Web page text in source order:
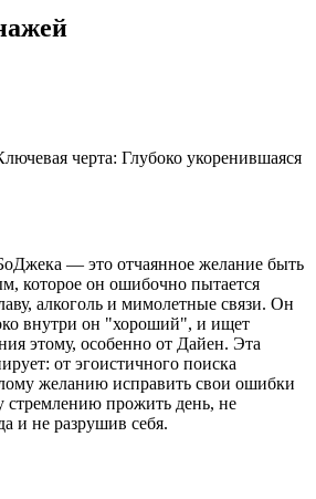
черта: Глубоко укоренившаяся
— это отчаянное желание быть
которое он ошибочно пытается
алкоголь и мимолетные связи. Он
внутри он "хороший", и ищет
этому, особенно от Дайен. Эта
от эгоистичного поиска
желанию исправить свои ошибки
стремлению прожить день, не
и не разрушив себя.